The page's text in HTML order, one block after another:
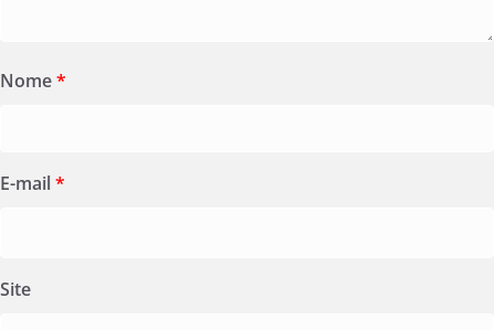
Nome*
E-mail*
Site